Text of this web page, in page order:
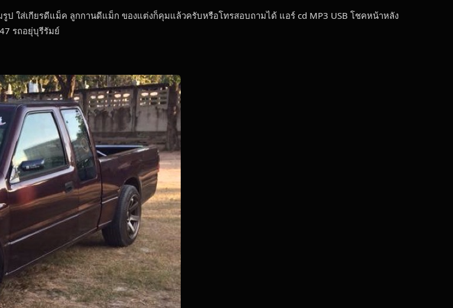
ใส่เกียรดีแม็ค ลูกกานดีแม็ก ของแต่งก็คุมแล้วครับหรือโทรสอบถามได้ แอร์ cd MP3 USB โชคหน้าหลัง
รถอยุ่บุรีรัมย์